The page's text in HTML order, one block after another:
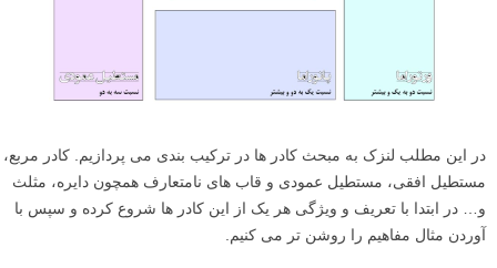
در این مطلب لنزک به مبحث کادر ها در ترکیب بندی می پردازیم. کادر مربع،
مستطیل افقی، مستطیل عمودی و قاب های نامتعارف همچون دایره، مثلث
و… در ابتدا با تعریف و ویژگی هر یک از این کادر ها شروع کرده و سپس با
آوردن مثال مفاهیم را روشن تر می کنیم.